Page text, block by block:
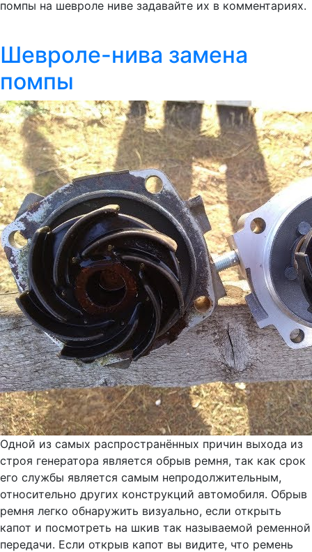
помпы на шевроле ниве задавайте их в комментариях.
Шевроле-нива замена
помпы
Одной из самых распространённых причин выхода из
строя генератора является обрыв ремня, так как срок
его службы является самым непродолжительным,
относительно других конструкций автомобиля. Обрыв
ремня легко обнаружить визуально, если открыть
капот и посмотреть на шкив так называемой ременной
передачи. Если открыв капот вы видите, что ремень